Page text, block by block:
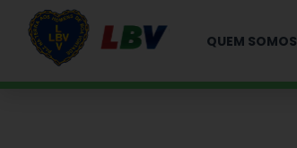
QUEM SOMOS